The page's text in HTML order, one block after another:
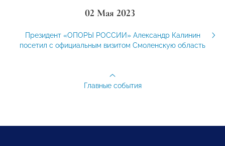
02 Мая 2023
Президент «ОПОРЫ РОССИИ» Александр Калинин
посетил с официальным визитом Смоленскую область
Главные события